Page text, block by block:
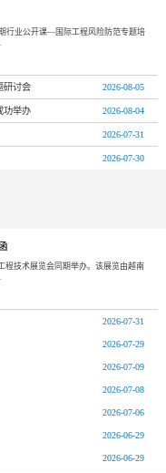
行业公开课—国际工程风险防范专题培
2026-08-05
研讨会
2026-08-04
功举办
2026-07-31
2026-07-30
程技术展览会同期举办。该展览由越南
2026-07-31
2026-07-29
2026-07-09
2026-07-08
2026-07-06
2026-06-29
2026-06-29